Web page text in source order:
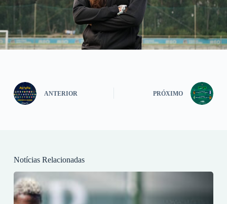
ANTERIOR PRÓXIMO
Notícias Relacionadas